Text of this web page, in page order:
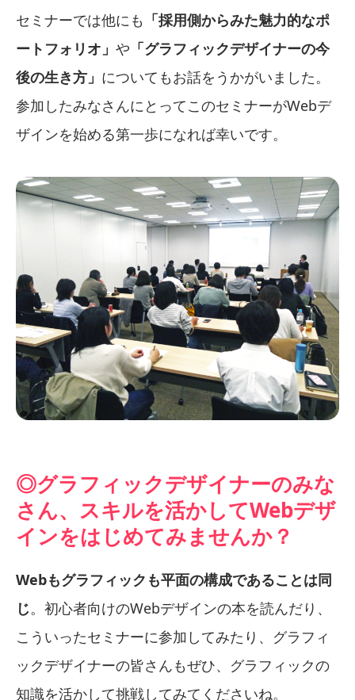
セミナーでは他にも 「採用側からみた魅力的なポ
ートフォリオ」 や 「グラフィックデザイナーの今
後の生き方」 についてもお話をうかがいました。
参加したみなさんにとってこのセミナーがWebデ
ザインを始める第一歩になれば幸いです。
◎グラフィックデザイナーのみな
さん、スキルを活かしてWebデザ
インをはじめてみませんか？
Webもグラフィックも平面の構成であることは同
じ。初心者向けのWebデザインの本を読んだり、
こういったセミナーに参加してみたり、グラフィ
ックデザイナーの皆さんもぜひ、グラフィックの
知識を活かして挑戦してみてくださいね。